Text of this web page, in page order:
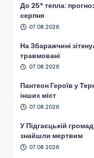
До 25° тепла:
серпня
07.08.2026
На Збаражчині
травмовані
07.08.2026
Пантеон Героїв у
інших міст
07.08.2026
У Підгаєцькій
знайшли мертвим
07.08.2026